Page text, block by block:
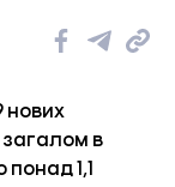
нових
загалом в
понад 1,1